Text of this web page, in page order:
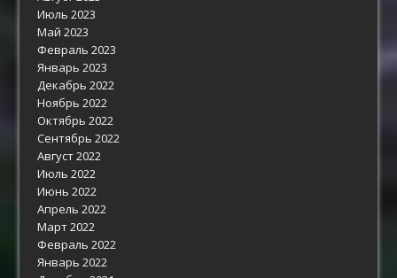
Июль 2023
Май 2023
Февраль 2023
Январь 2023
Декабрь 2022
Ноябрь 2022
Октябрь 2022
Сентябрь 2022
Август 2022
Июль 2022
Июнь 2022
Апрель 2022
Март 2022
Февраль 2022
Январь 2022